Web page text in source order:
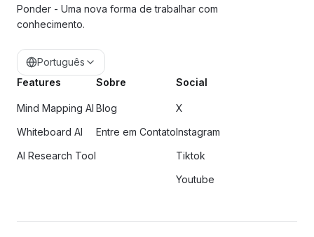
Ponder - Uma nova forma de trabalhar com
conhecimento.
Português
Features
Mind Mapping AI
Whiteboard AI
AI Research Tool
Sobre
Blog
Entre em Contato
Social
X
Instagram
Tiktok
Youtube